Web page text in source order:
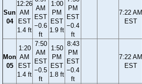
Sun
04
12:26
AM
EST
1.4 ft
AM
EST
−0.6
ft
1:00
PM
EST
1.9 ft
PM
EST
−0.4
ft
7:22 AM
EST
Mon
05
1:20
AM
EST
1.4 ft
7:50
AM
EST
−0.5
ft
1:50
PM
EST
1.8 ft
8:43
PM
EST
−0.4
ft
7:22 AM
EST